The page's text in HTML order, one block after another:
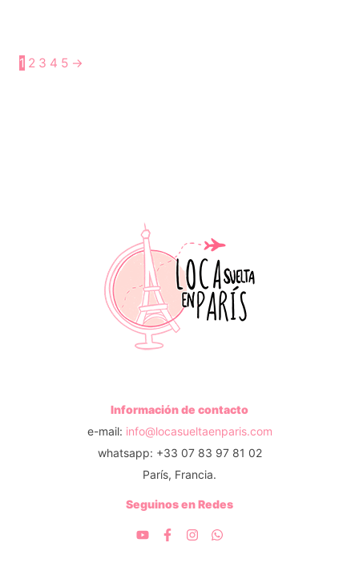
1 2 3 4 5 →
Información de contacto
e-mail: info@locasueltaenparis.com
whatsapp: +33 07 83 97 81 02
París, Francia.
Seguinos en Redes